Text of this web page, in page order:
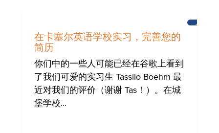
新
在卡塞尔英语学校实习，完善您的
简历
你们中的一些人可能已经在谷歌上看到
了我们可爱的实习生 Tassilo Boehm 最
近对我们的评价（谢谢 Tas！）。在城
堡学校...